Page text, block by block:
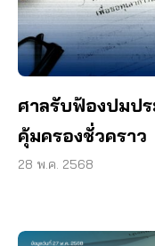
ศาลรับฟ้องปมป
คุ้มครองชั่วคราว
28 พ.ค. 2568